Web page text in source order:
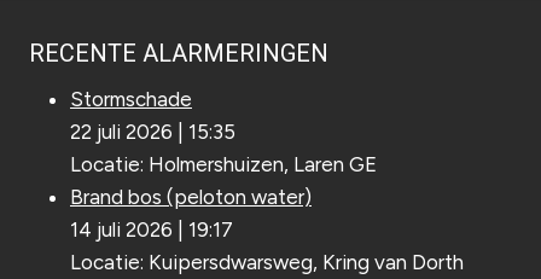
RECENTE ALARMERINGEN
Stormschade
22 juli 2026
15:35
Locatie: Holmershuizen, Laren GE
Brand bos (peloton water)
14 juli 2026
19:17
Locatie: Kuipersdwarsweg, Kring van Dorth